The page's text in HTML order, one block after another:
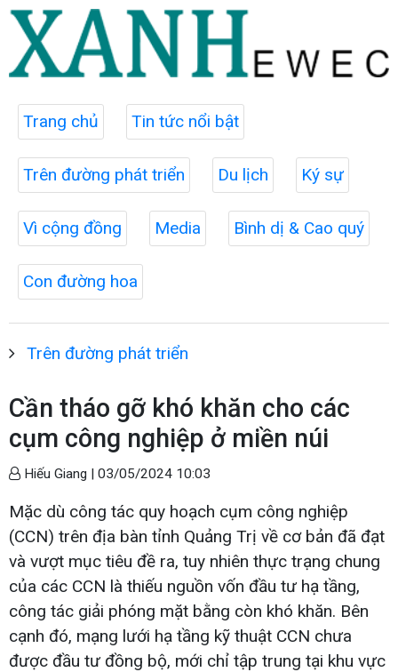
Trang chủ Tin tức nổi bật
Trên đường phát triển Du lịch Ký sự
Vì cộng đồng Media Bình dị & Cao quý
Con đường hoa
Trên đường phát triển
Cần tháo gỡ khó khăn cho các
cụm công nghiệp ở miền núi
Hiếu Giang | 03/05/2024 10:03
Mặc dù công tác quy hoạch cụm công nghiệp
(CCN) trên địa bàn tỉnh Quảng Trị về cơ bản đã đạt
và vượt mục tiêu đề ra, tuy nhiên thực trạng chung
của các CCN là thiếu nguồn vốn đầu tư hạ tầng,
công tác giải phóng mặt bằng còn khó khăn. Bên
cạnh đó, mạng lưới hạ tầng kỹ thuật CCN chưa
được đầu tư đồng bộ, mới chỉ tập trung tại khu vực